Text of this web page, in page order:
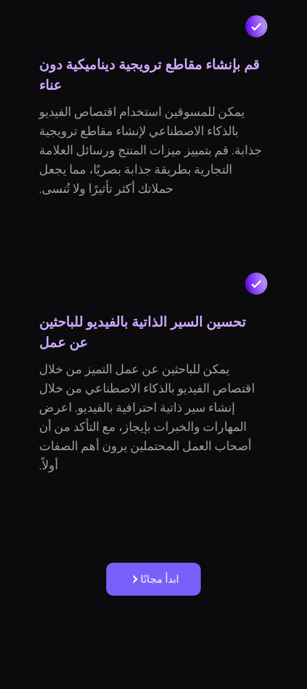
قم بإنشاء مقاطع ترويجية ديناميكية دون
عناء
يمكن للمسوقين استخدام اقتصاص الفيديو
بالذكاء الاصطناعي لإنشاء مقاطع ترويجية
جذابة. قم بتمييز ميزات المنتج ورسائل العلامة
التجارية بطريقة جذابة بصريًا، مما يجعل
حملاتك أكثر تأثيرًا ولا تُنسى.
تحسين السير الذاتية بالفيديو للباحثين
عن عمل
يمكن للباحثين عن عمل التميز من خلال
اقتصاص الفيديو بالذكاء الاصطناعي من خلال
إنشاء سير ذاتية احترافية بالفيديو. اعرض
المهارات والخبرات بإيجاز، مع التأكد من أن
أصحاب العمل المحتملين يرون أهم الصفات
أولاً.
ابدأ مجانًا